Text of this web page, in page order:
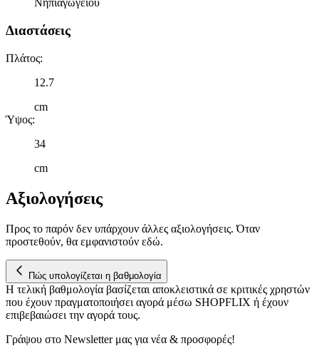
πληροφορίες σχετικά με την από μέρους σας χρήση της
δικτύωσης, διαφημίσεων και ανάλυσης.
Νηπιαγωγείου
Διαστάσεις
Πλάτος:
12.7
cm
Ύψος:
34
cm
Αξιολογήσεις
Προς το παρόν δεν υπάρχουν άλλες αξιολογήσεις. Όταν
προστεθούν, θα εμφανιστούν εδώ.
Πώς υπολογίζεται η βαθμολογία
Η τελική βαθμολογία βασίζεται αποκλειστικά σε κριτικές χρηστών
που έχουν πραγματοποιήσει αγορά μέσω SHOPFLIX ή έχουν
επιβεβαιώσει την αγορά τους.
Γράψου στο Νewsletter μας για νέα & προσφορές!